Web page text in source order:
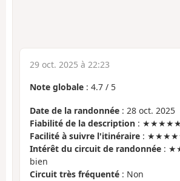
29 oct. 2025 à 22:23
Note globale : 4.7 / 5
Date de la randonnée : 28 oct. 2025
Fiabilité de la description : ★★★★★
Facilité à suivre l'itinéraire :
Intérêt du circuit de randonnée :
bien
Circuit très fréquenté : Non